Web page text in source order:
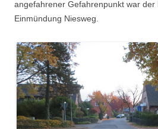
angefahrener Gefahrenpunkt war der
Einmündung Niesweg.